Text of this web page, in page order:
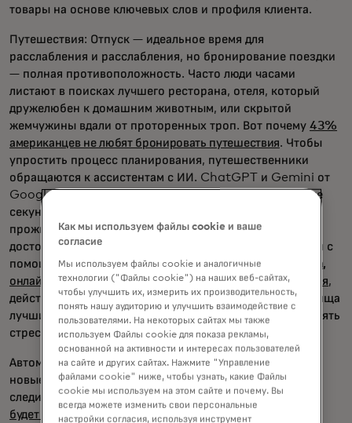
товары на основе ключевых слов и профиля клиента.
Путешествия: Отпуск — идеальное время для
расслабления и расслабления, но бронирование поездки
— полная противоположность. Часто люди часами
листают в поисках лучшего ресторана, отеля, который
дружелюбен к домашним животным, или скрытой
жемчужины вдали от проторенных троп. Вот почему 43%
американцев не любят бронировать путешествия. Чтобы
упростить процесс планирования, путешественники
обращаются к ассистентам с ИИ. ChatGPT и Gemini от
Google могут создавать маршруты всего за считанные
секунды, давая пользователям советы по местам
проживания и обязательным к посещению
достопримечательностям. Планировщики путешествий с
помощью ИИ идут дальше в простых маршрутах.
Лайла,
онлайн-турагент, может создавать подробные расписания,
действуя скорее как настоящий туристический агент, ища
лучшие рейсы и эксклюзивные предложения, чтобы снять
стресс от путешествия.
Автомобили: У водителей много отвлечений, поэтому в
новые машины внедряются ИИ-ассистенты, чтобы
следить за дорогой. В октябреMercedes заявила, что
будет использовать чип Qualcomm для обеспечения
Как мы используем файлы cookie и ваше
согласие
Мы используем файлы cookie и аналогичные
технологии ("Файлы cookie") на наших веб-сайтах,
чтобы улучшить их, измерить их производительность,
понять нашу аудиторию и улучшить взаимодействие с
пользователями. На некоторых сайтах мы также
используем Файлы cookie для показа рекламы,
основанной на активности и интересах пользователей
на сайте и других сайтах. Нажмите "Управление
файлами cookie" ниже, чтобы узнать, какие Файлы
cookie мы используем на этом сайте и почему. Вы
всегда можете изменить свои персональные
настройки согласия, используя инструмент